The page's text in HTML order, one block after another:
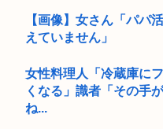
【画像】女さん「パパ
えていません」
女性料理人「冷蔵庫に
くなる」識者「その
ね...